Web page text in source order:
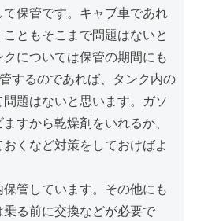
保管です。キャブ車であれ
ともそこまで問題はないと
については保管の期間にも
するのであれば、タンク内の
題はないと思います。ガソ
すから乾燥剤をいれるか、
くなど対策をしておけばよ
管しています。その他にも
る前に交換などが必要で